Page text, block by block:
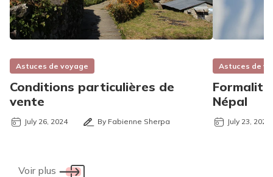
Voir plus
Astuces de voyage
Conditions particulières de
vente
July 26, 2024 By Fabienne Sherpa
Astuces de
Népal
July 23, 2024